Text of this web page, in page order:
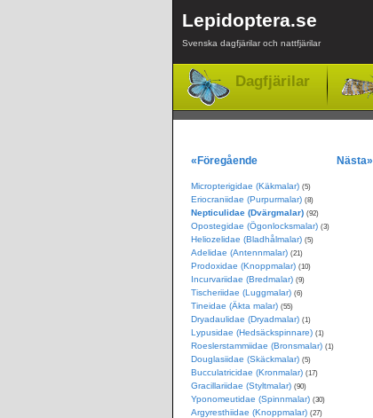
Lepidoptera.se
Svenska dagfjärilar och nattfjärilar
Dagfjärilar
«Föregående Nästa»
Micropterigidae (Käkmalar) (5)
Eriocraniidae (Purpurmalar) (8)
Nepticulidae (Dvärgmalar) (92)
Opostegidae (Ögonlocksmalar) (3)
Heliozelidae (Bladhålmalar) (5)
Adelidae (Antennmalar) (21)
Prodoxidae (Knoppmalar) (10)
Incurvariidae (Bredmalar) (9)
Tischeriidae (Luggmalar) (6)
Tineidae (Äkta malar) (55)
Dryadaulidae (Dryadmalar) (1)
Lypusidae (Hedsäckspinnare) (1)
Roeslerstammiidae (Bronsmalar) (1)
Douglasiidae (Skäckmalar) (5)
Bucculatricidae (Kronmalar) (17)
Gracillariidae (Styltmalar) (90)
Yponomeutidae (Spinnmalar) (30)
Argyresthiidae (Knoppmalar) (27)